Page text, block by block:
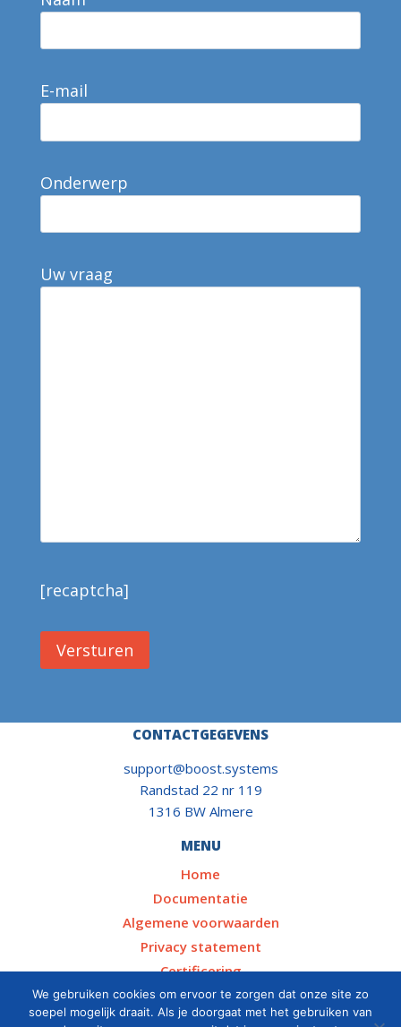
E-mail
Onderwerp
Uw vraag
[recaptcha]
CONTACTGEGEVENS
support@boost.systems
Randstad 22 nr 119
1316 BW Almere
MENU
Home
Documentatie
Algemene voorwaarden
Privacy statement
Certificering
SOCIALS
We gebruiken cookies om ervoor te zorgen dat onze site zo
soepel mogelijk draait. Als je doorgaat met het gebruiken van